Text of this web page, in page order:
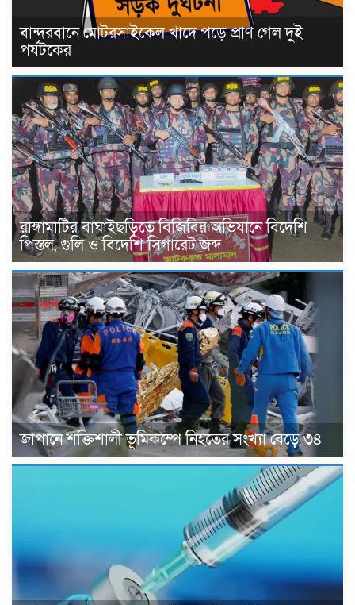
বান্দরবানে মোটরসাইকেল খাদে পড়ে প্রাণ গেল দুই
পর্যটকের
রাঙ্গামাটির বাঘাইছড়িতে বিজিবির অভিযানে বিদেশি
পিস্তল, গুলি ও বিদেশি সিগারেট জব্দ
জাপানে শক্তিশালী ভূমিকম্পে নিহতের সংখ্যা বেড়ে ৩৪